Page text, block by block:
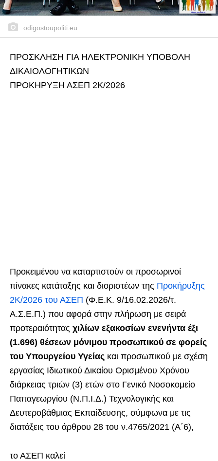
odigostoupoliti.eu
ΠΡΟΣΚΛΗΣΗ ΓΙΑ ΗΛΕΚΤΡΟΝΙΚΗ ΥΠΟΒΟΛΗ
ΔΙΚΑΙΟΛΟΓΗΤΙΚΩΝ
ΠΡΟΚΗΡΥΞΗ ΑΣΕΠ 2Κ/2026
Προκειμένου να καταρτιστούν οι προσωρινοί
πίνακες κατάταξης και διοριστέων της Προκήρυξης
2Κ/2026 του ΑΣΕΠ (Φ.Ε.Κ. 9/16.02.2026/τ.
Α.Σ.Ε.Π.) που αφορά στην πλήρωση με σειρά
προτεραιότητας χιλίων εξακοσίων ενενήντα έξι
(1.696) θέσεων μόνιμου προσωπικού σε φορείς
του Υπουργείου Υγείας και προσωπικού με σχέση
εργασίας Ιδιωτικού Δικαίου Ορισμένου Χρόνου
διάρκειας τριών (3) ετών στο Γενικό Νοσοκομείο
Παπαγεωργίου (Ν.Π.Ι.Δ.) Τεχνολογικής και
Δευτεροβάθμιας Εκπαίδευσης, σύμφωνα με τις
διατάξεις του άρθρου 28 του ν.4765/2021 (Α΄6),
το ΑΣΕΠ καλεί